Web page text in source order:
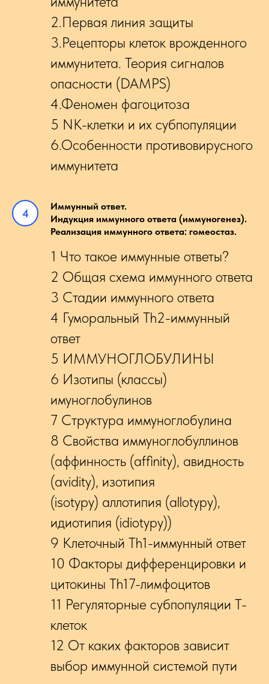
2.Первая линия защиты
3.Рецепторы клеток врожденного
иммунитета. Теория сигналов
опасности (DAMPS)
4.Феномен фагоцитоза
5 NK-клетки и их субпопуляции
6.Особенности противовирусного
иммунитета
Иммунный ответ.
Индукция иммунного ответа (иммуногенез).
Реализация иммунного ответа: гомеостаз.
1 Что такое иммунные ответы?
2 Общая схема иммунного ответа
3 Стадии иммунного ответа
4 Гуморальный Th2-иммунный
ответ
5 ИММУНОГЛОБУЛИНЫ
6 Изотипы (классы)
имуноглобулинов
7 Структура иммуноглобулина
8 Свойства иммуноглобуллинов
(аффинность (аffinity), авидность
(аvidity), изотипия
(isotypy) аллотипия (аllotypy),
идиотипия (idiotypy))
9 Клеточный Th1-иммунный ответ
10 Факторы дифференцировки и
цитокины Th17-лимфоцитов
11 Регуляторные субпопуляции Т-
клеток
12 От каких факторов зависит
выбор иммунной системой пути